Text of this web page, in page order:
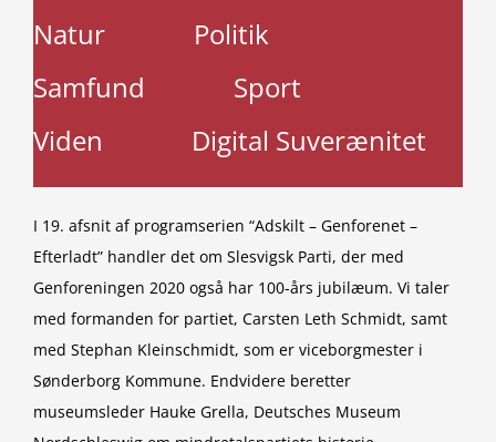
Natur
Politik
Samfund
Sport
Viden
Digital Suverænitet
I 19. afsnit af programserien “Adskilt – Genforenet –
Efterladt” handler det om Slesvigsk Parti, der med
Genforeningen 2020 også har 100-års jubilæum. Vi taler
med formanden for partiet, Carsten Leth Schmidt, samt
med Stephan Kleinschmidt, som er viceborgmester i
Sønderborg Kommune. Endvidere beretter
museumsleder Hauke Grella, Deutsches Museum